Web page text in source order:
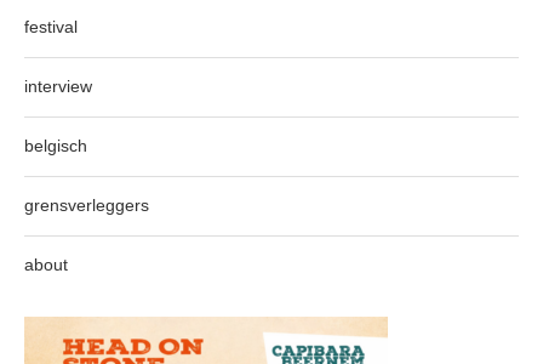
festival
interview
belgisch
grensverleggers
about